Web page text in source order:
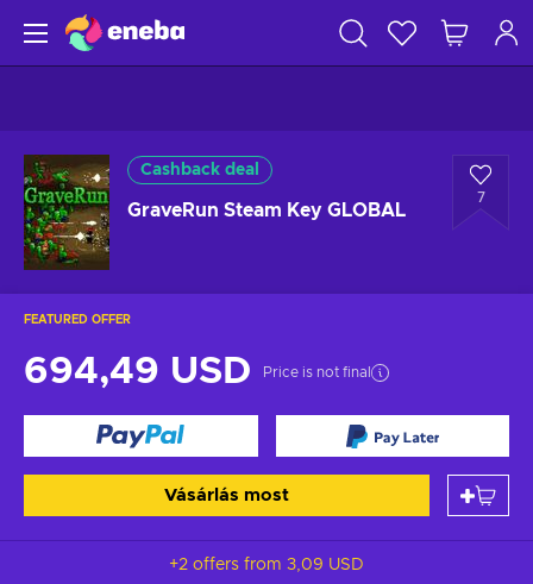
Cashback deal
GraveRun Steam Key GLOBAL
7
FEATURED OFFER
694,49 USD Price is not final
Vásárlás most
+2 offers from 3,09 USD